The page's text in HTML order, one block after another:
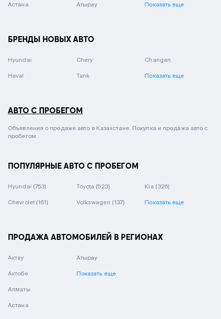
Астана Атырау Показать еще
БРЕНДЫ НОВЫХ АВТО
Hyundai Chery Changan
Haval Tank Показать еще
АВТО С ПРОБЕГОМ
Объявления о продаже авто в Казахстане. Покупка и продажа авто с
пробегом.
ПОПУЛЯРНЫЕ АВТО С ПРОБЕГОМ
Hyundai (753) Toyota (523) Kia (326)
Chevrolet (161) Volkswagen (137) Показать еще
ПРОДАЖА АВТОМОБИЛЕЙ В РЕГИОНАХ
Актау
Актобе
Алматы
Астана
Атырау
Показать еще